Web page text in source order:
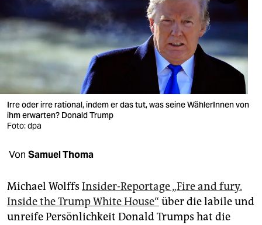
nord
wahrheit
verlag
veranstaltungen
unterstützen
Irre oder irre rational, indem er das tut, was seine WählerInnen von
ihm erwarten? Donald Trump
Foto: dpa
Von Samuel Thoma
Michael Wolffs Insider-Reportage „Fire and fury.
Inside the Trump White House“ über die labile und
unreife Persönlichkeit Donald Trumps hat die